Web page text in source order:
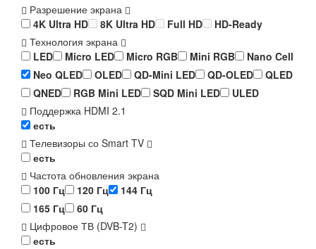
Разрешение экрана
4K Ultra HD
8K Ultra HD Full HD
HD-Ready
Технология экрана
LED
Micro LED Micro RGB Mini RGB
Nano Cell
Neo QLED
OLED QD-Mini LED QD-OLED
QLED
QNED
RGB Mini LED SQD Mini LED
ULED
Поддержка HDMI 2.1
есть
Телевизоры со Smart TV
есть
Частота обновления экрана
100 Гц
120 Гц
144 Гц
165 Гц
60 Гц
Цифровое ТВ (DVB-T2)
есть